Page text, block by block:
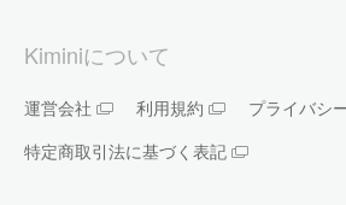
Kiminiについて
運営会社 利用規約
プライバシ
特定商取引法に基づく表記